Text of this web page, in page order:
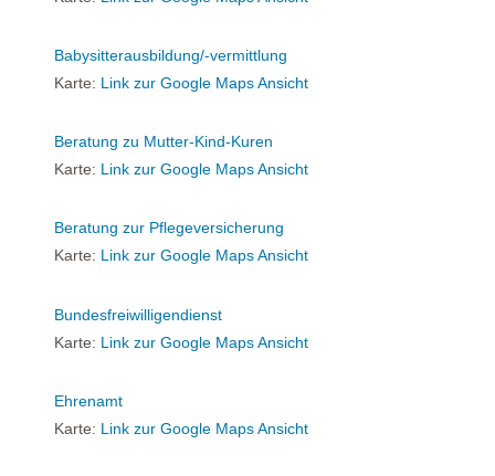
Babysitterausbildung/-vermittlung
Karte: Link zur Google Maps Ansicht
Beratung zu Mutter-Kind-Kuren
Karte: Link zur Google Maps Ansicht
Beratung zur Pflegeversicherung
Karte: Link zur Google Maps Ansicht
Bundesfreiwilligendienst
Karte: Link zur Google Maps Ansicht
Ehrenamt
Karte: Link zur Google Maps Ansicht